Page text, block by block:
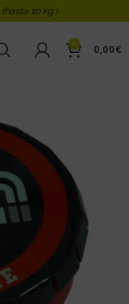
(hasta 10 kg )
0 0,00€